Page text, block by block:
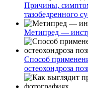
Причины,
тазобедренного
Метипред —
Способ
остеохондроза